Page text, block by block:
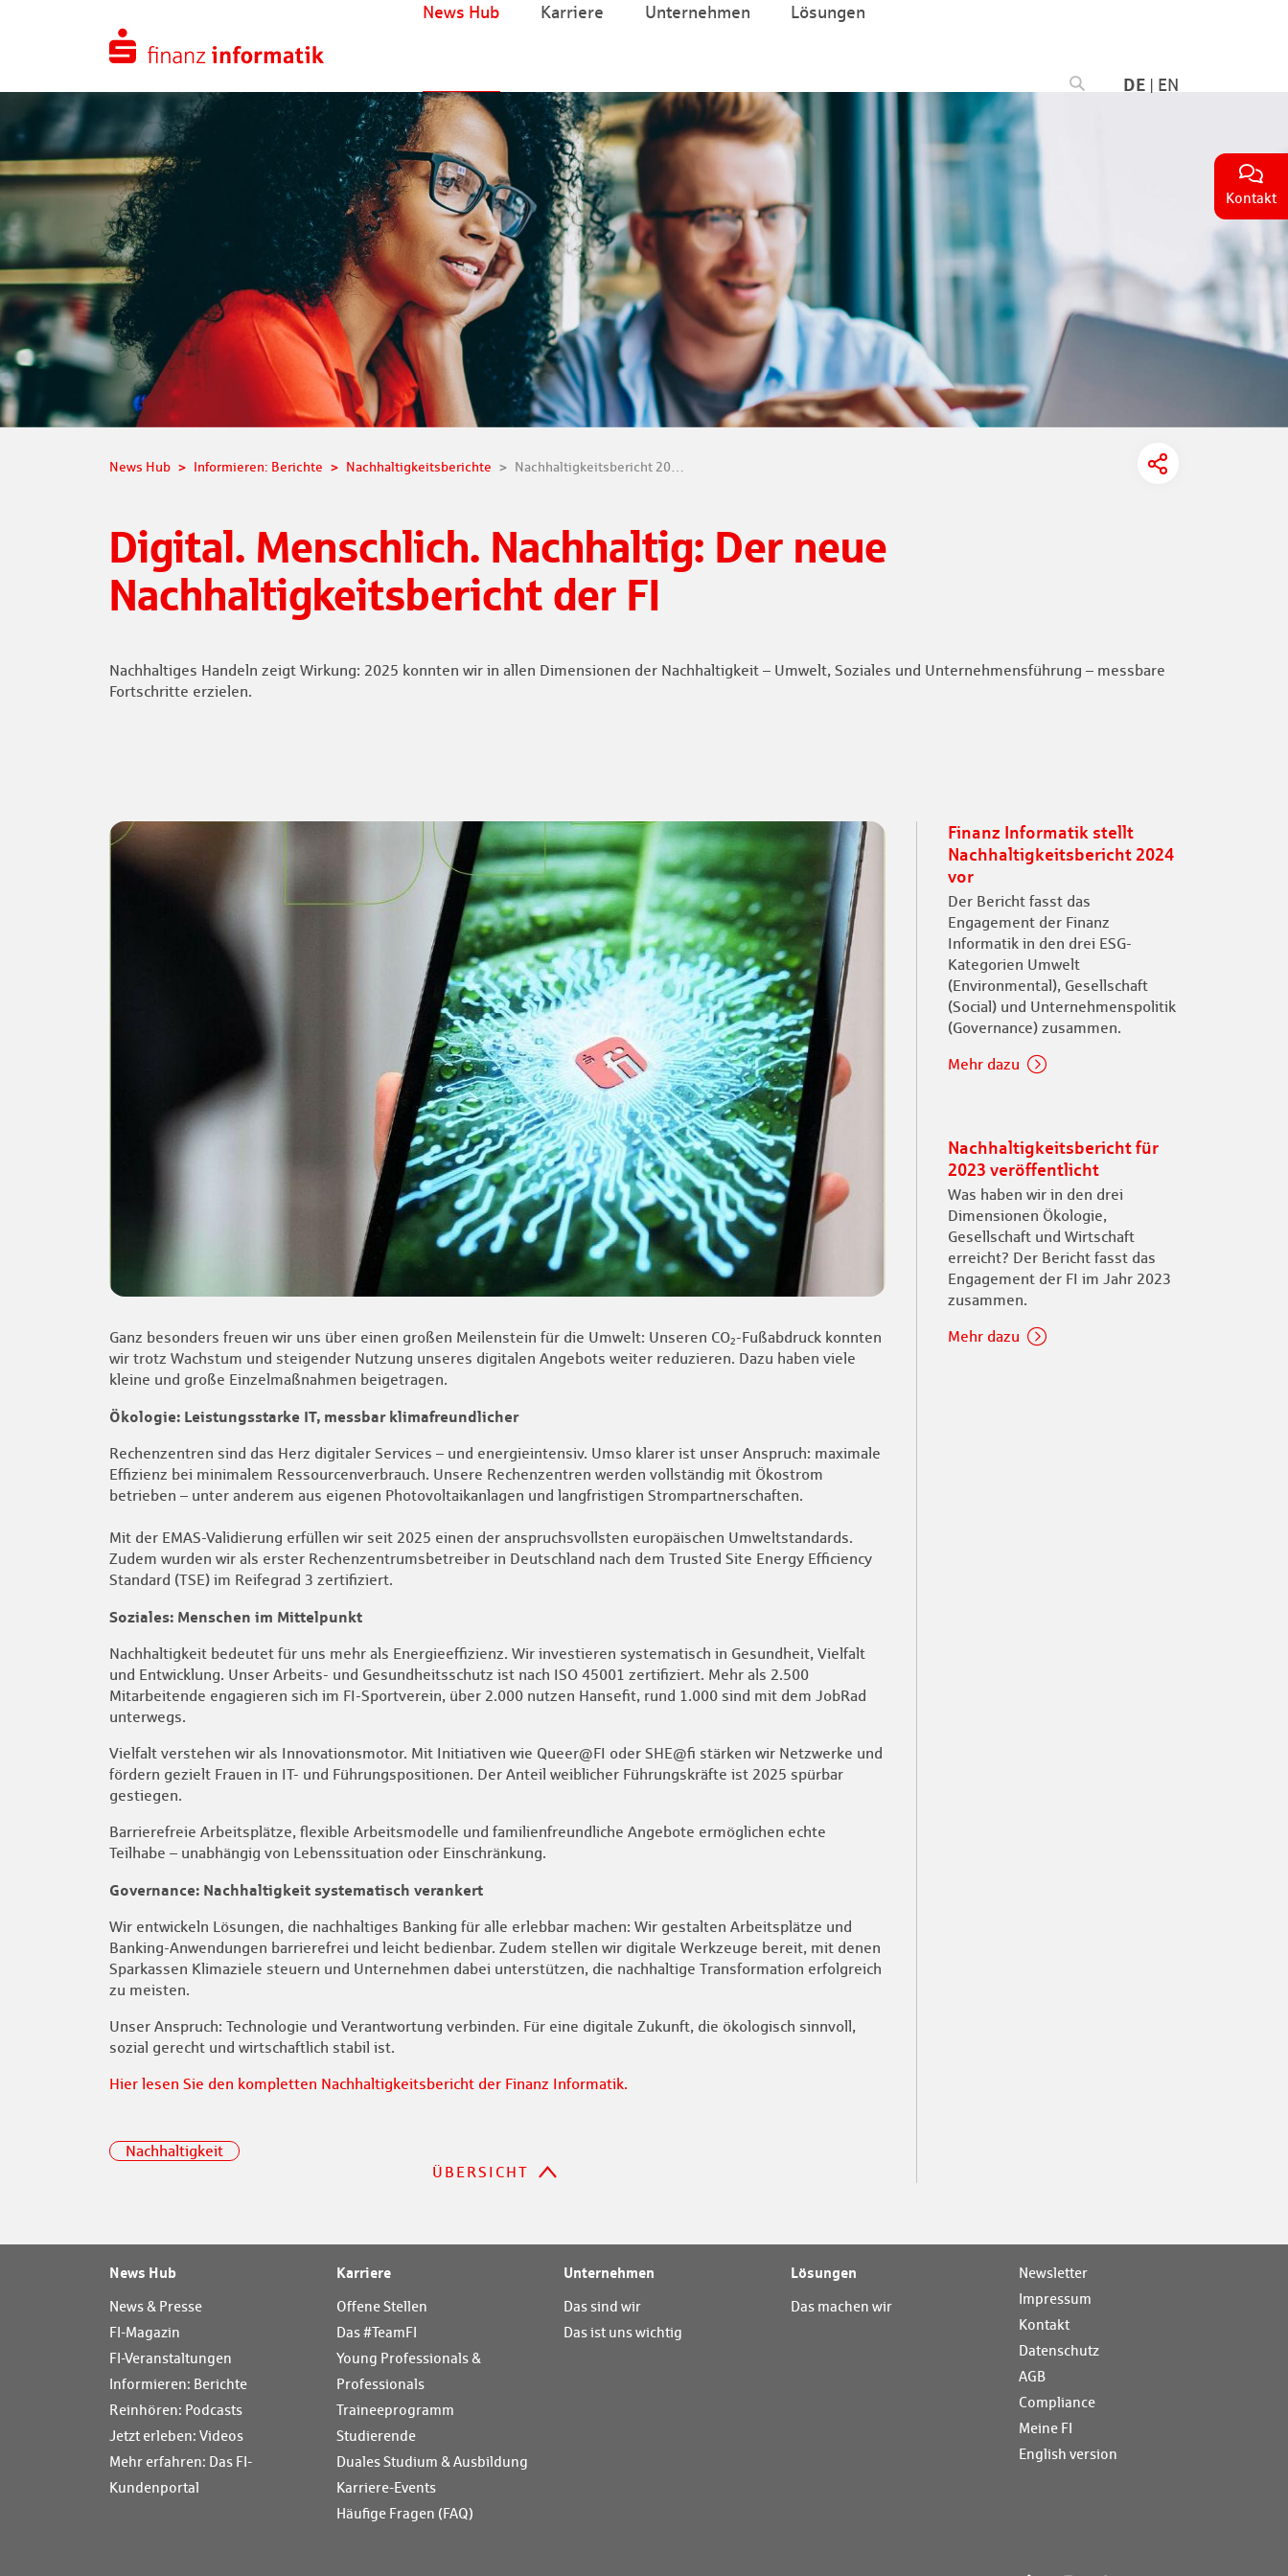
Kontakt
News Hub Karriere Unternehmen Lösungen
DE | EN
News Hub Informieren: Berichte Nachhaltigkeitsberichte
Digital. Menschlich. Nachhaltig: Der neue
Nachhaltigkeitsbericht der FI
Nachhaltiges Handeln zeigt Wirkung: 2025 konnten wir in allen Dimensionen der Nachhaltigkeit – Umwelt, Soziales und Unternehmensführung – messbare
Fortschritte erzielen.
Ganz besonders freuen wir uns über einen großen Meilenstein für die Umwelt: Unseren CO₂-Fußabdruck konnten
wir trotz Wachstum und steigender Nutzung unseres digitalen Angebots weiter reduzieren. Dazu haben viele
kleine und große Einzelmaßnahmen beigetragen.
Ökologie: Leistungsstarke IT, messbar klimafreundlicher
Rechenzentren sind das Herz digitaler Services – und energieintensiv. Umso klarer ist unser Anspruch: maximale
Effizienz bei minimalem Ressourcenverbrauch. Unsere Rechenzentren werden vollständig mit Ökostrom
betrieben – unter anderem aus eigenen Photovoltaikanlagen und langfristigen Strompartnerschaften.
Mit der EMAS-Validierung erfüllen wir seit 2025 einen der anspruchsvollsten europäischen Umweltstandards.
Zudem wurden wir als erster Rechenzentrumsbetreiber in Deutschland nach dem Trusted Site Energy Efficiency
Standard (TSE) im Reifegrad 3 zertifiziert.
Soziales: Menschen im Mittelpunkt
Nachhaltigkeit bedeutet für uns mehr als Energieeffizienz. Wir investieren systematisch in Gesundheit, Vielfalt
und Entwicklung. Unser Arbeits- und Gesundheitsschutz ist nach ISO 45001 zertifiziert. Mehr als 2.500
Mitarbeitende engagieren sich im FI-Sportverein, über 2.000 nutzen Hansefit, rund 1.000 sind mit dem JobRad
unterwegs.
Vielfalt verstehen wir als Innovationsmotor. Mit Initiativen wie Queer@FI oder SHE@fi stärken wir Netzwerke und
fördern gezielt Frauen in IT- und Führungspositionen. Der Anteil weiblicher Führungskräfte ist 2025 spürbar
gestiegen.
Barrierefreie Arbeitsplätze, flexible Arbeitsmodelle und familienfreundliche Angebote ermöglichen echte
Teilhabe – unabhängig von Lebenssituation oder Einschränkung.
Governance: Nachhaltigkeit systematisch verankert
Wir entwickeln Lösungen, die nachhaltiges Banking für alle erlebbar machen: Wir gestalten Arbeitsplätze und
Banking-Anwendungen barrierefrei und leicht bedienbar. Zudem stellen wir digitale Werkzeuge bereit, mit denen
Sparkassen Klimaziele steuern und Unternehmen dabei unterstützen, die nachhaltige Transformation erfolgreich
zu meisten.
Unser Anspruch: Technologie und Verantwortung verbinden. Für eine digitale Zukunft, die ökologisch sinnvoll,
sozial gerecht und wirtschaftlich stabil ist.
Hier lesen Sie den kompletten Nachhaltigkeitsbericht der Finanz Informatik.
Nachhaltigkeit
ÜBERSICHT
Finanz Informatik stellt
Nachhaltigkeitsbericht 2024
vor
Der Bericht fasst das
Engagement der Finanz
Informatik in den drei ESG-
Kategorien Umwelt
(Environmental), Gesellschaft
(Social) und Unternehmenspolitik
(Governance) zusammen.
Mehr dazu
Nachhaltigkeitsbericht für
2023 veröffentlicht
Was haben wir in den drei
Dimensionen Ökologie,
Gesellschaft und Wirtschaft
erreicht? Der Bericht fasst das
Engagement der FI im Jahr 2023
zusammen.
Mehr dazu
News Hub
News & Presse
FI-Magazin
FI-Veranstaltungen
Informieren: Berichte
Reinhören: Podcasts
Jetzt erleben: Videos
Mehr erfahren: Das FI-
Kundenportal
Karriere
Offene Stellen
Das #TeamFI
Young Professionals &
Professionals
Traineeprogramm
Studierende
Duales Studium & Ausbildung
Karriere-Events
Häufige Fragen (FAQ)
Unternehmen
Das sind wir
Das ist uns wichtig
Lösungen
Das machen wir
Newsletter
Impressum
Kontakt
Datenschutz
AGB
Compliance
Meine FI
English version